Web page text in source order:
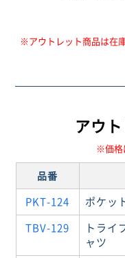
※アウトレット商品は在
アウ
※価格
品番
PKT-124 ポケッ
TBV-129
トライ
ャツ